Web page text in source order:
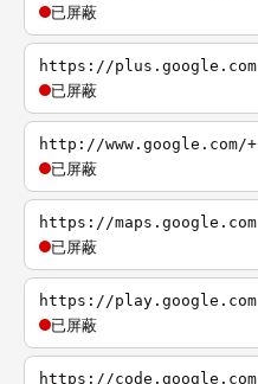
已屏蔽
https://plus.google.com
已屏蔽
http://www.google.com/+
已屏蔽
https://maps.google.com
已屏蔽
https://play.google.com
已屏蔽
https://code.google.com